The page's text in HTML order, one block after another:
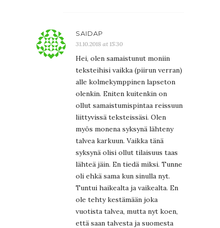
SAIDAP
31.10.2018 at 15:30
Hei, olen samaistunut moniin
teksteihisi vaikka (piirun verran)
alle kolmekymppinen lapseton
olenkin. Eniten kuitenkin on
ollut samaistumispintaa reissuun
liittyvissä teksteissäsi. Olen
myös monena syksynä lähteny
talvea karkuun. Vaikka tänä
syksynä olisi ollut tilaisuus taas
lähteä jäin. En tiedä miksi. Tunne
oli ehkä sama kun sinulla nyt.
Tuntui haikealta ja vaikealta. En
ole tehty kestämään joka
vuotista talvea, mutta nyt koen,
että saan talvesta ja suomesta